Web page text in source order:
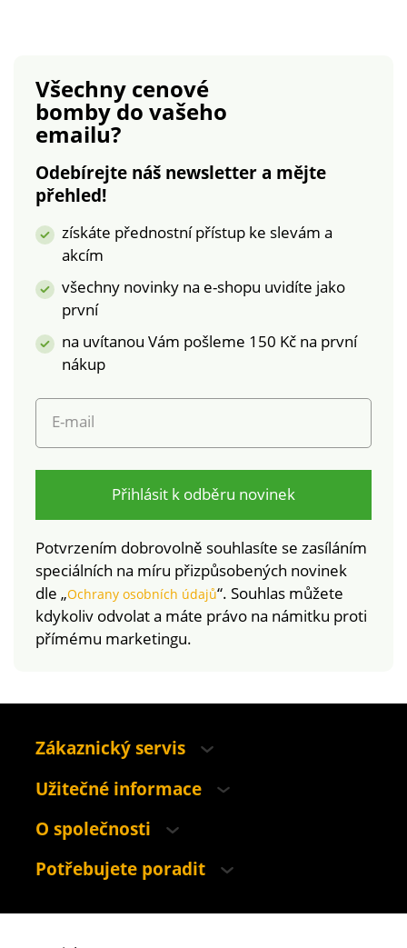
MADE IN GREEN by
OEKO-TEX®. Tato
certifikace zaručuje
analýzy (STANDARD
100), tak odpovědnou
podle kontrolovaných
environmentálních a
sociálních kritérií.
stopery a kovovými
Všechny cenové
bombydo vašeho
emailu?
Odebírejte náš newsletter a mějte
přehled!
získáte přednostní přístup ke slevám a
akcím
všechny novinky na e-shopu uvidíte jako
první
na uvítanou Vám pošleme 150 Kč na první
nákup
E-mail
Přihlásit k odběru novinek
Potvrzením dobrovolně souhlasíte se zasíláním
speciálních na míru přizpůsobených novinek
dle „Ochrany osobních údajů“. Souhlas můžete
kdykoliv odvolat a máte právo na námitku proti
přímému marketingu.
Zákaznický servis
Užitečné informace
O společnosti
Potřebujete poradit